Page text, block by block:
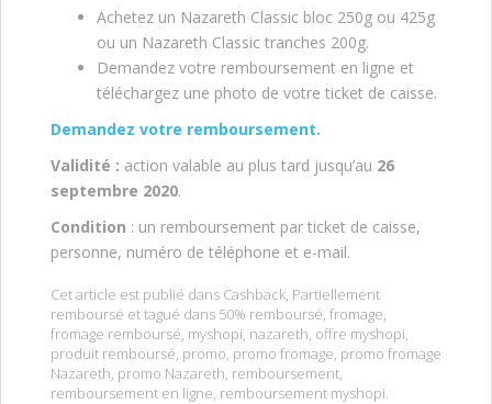
Achetez un Nazareth Classic bloc 250g ou 425g
ou un Nazareth Classic tranches 200g.
Demandez votre remboursement en ligne et
téléchargez une photo de votre ticket de caisse.
Demandez votre remboursement.
Validité : action valable au plus tard jusqu’au 26
septembre 2020.
Condition : un remboursement par ticket de caisse,
personne, numéro de téléphone et e-mail.
Cet article est publié dans Cashback, Partiellement
remboursé et tagué dans 50% remboursé, fromage,
fromage remboursé, myshopi, nazareth, offre myshopi,
produit remboursé, promo, promo fromage, promo fromage
Nazareth, promo Nazareth, remboursement,
remboursement en ligne, remboursement myshopi.